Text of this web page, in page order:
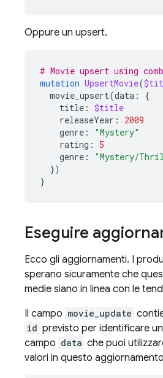
Oppure un upsert.
# Movie upsert using
mutation UpsertMovie(
movie_upsert(data :
{
title : $title
releaseYear :
2009
genre :
"Mystery"
rating :
5
genre :
"Mystery/
})
}
Eseguire
Ecco gli aggiornamenti. I
sperano sicuramente che
medie siano in linea con le
Il campo movie_update
id previsto per identificare
campo data che puoi
valori in questo